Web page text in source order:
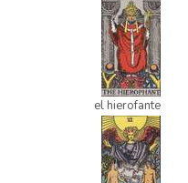
el hierofante